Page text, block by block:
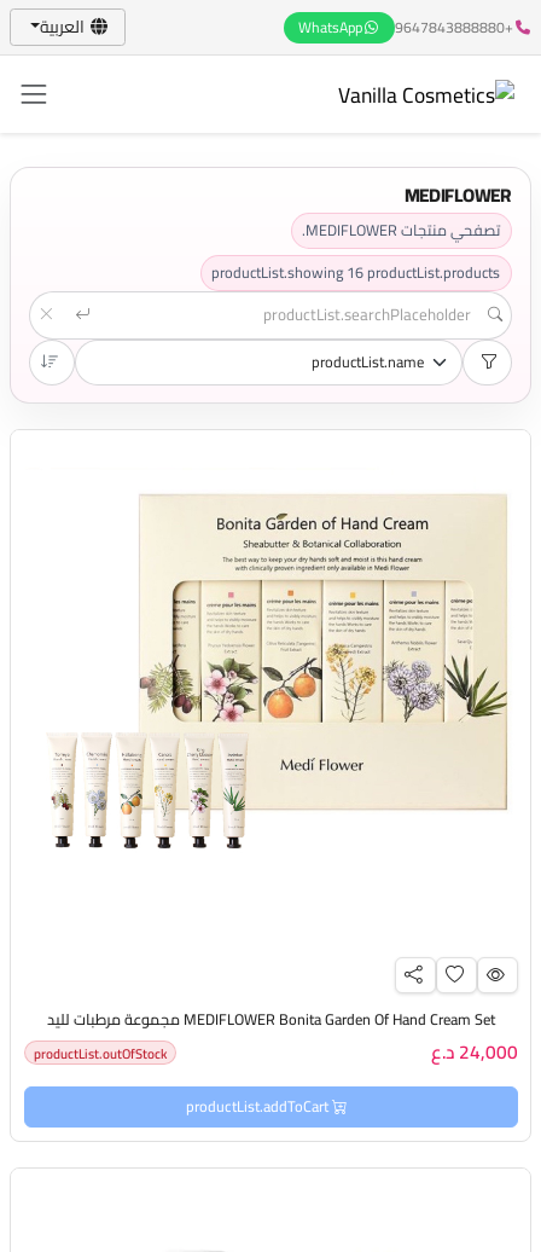
+9647843888880
WhatsApp العربية
MEDIFLOWER
تصفحي منتجات MEDIFLOWER.
productList.showing16productList.products
MEDIFLOWER Bonita Garden Of Hand Cream Set مجموعة مرطبات لليد
24,000 د.ع productList.outOfStock
productList.addToCart